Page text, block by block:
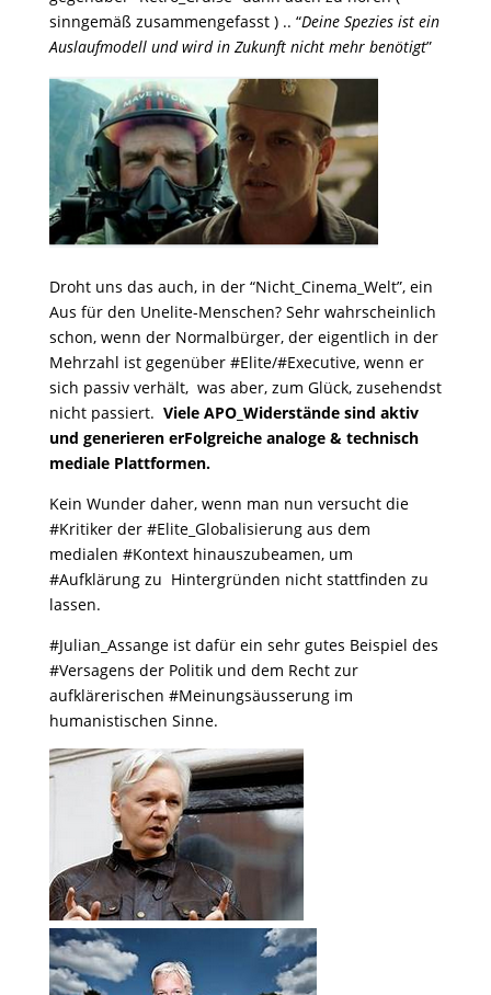
sinngemäß zusammengefasst ) .. “Deine Spezies ist ein
Auslaufmodell und wird in Zukunft nicht mehr benötigt”
Droht uns das auch, in der “Nicht_Cinema_Welt”, ein
Aus für den Unelite-Menschen? Sehr wahrscheinlich
schon, wenn der Normalbürger, der eigentlich in der
Mehrzahl ist gegenüber #Elite/#Executive, wenn er
sich passiv verhält, was aber, zum Glück, zusehendst
nicht passiert. Viele APO_Widerstände sind aktiv
und generieren erFolgreiche analoge & technisch
mediale Plattformen.
Kein Wunder daher, wenn man nun versucht die
#Kritiker der #Elite_Globalisierung aus dem
medialen #Kontext hinauszubeamen, um
#Aufklärung zu Hintergründen nicht stattfinden zu
lassen.
#Julian_Assange ist dafür ein sehr gutes Beispiel des
#Versagens der Politik und dem Recht zur
aufklärerischen #Meinungsäusserung im
humanistischen Sinne.